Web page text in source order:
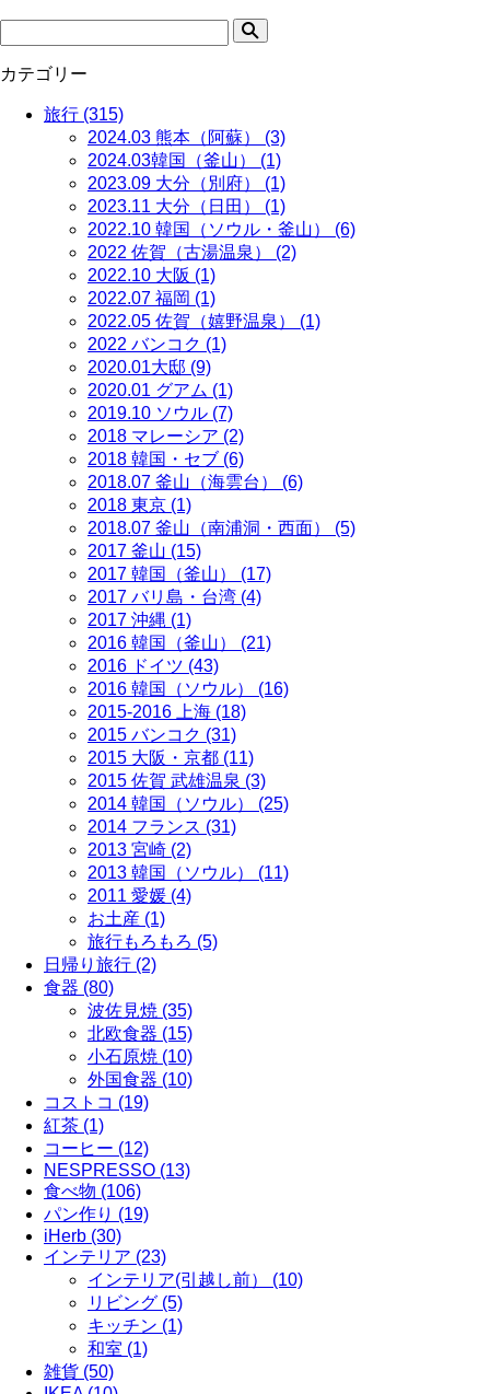
カテゴリー
旅行 (315)
2024.03 熊本（阿蘇） (3)
2024.03韓国（釜山） (1)
2023.09 大分（別府） (1)
2023.11 大分（日田） (1)
2022.10 韓国（ソウル・釜山） (6)
2022 佐賀（古湯温泉） (2)
2022.10 大阪 (1)
2022.07 福岡 (1)
2022.05 佐賀（嬉野温泉） (1)
2022 バンコク (1)
2020.01大邸 (9)
2020.01 グアム (1)
2019.10 ソウル (7)
2018 マレーシア (2)
2018 韓国・セブ (6)
2018.07 釜山（海雲台） (6)
2018 東京 (1)
2018.07 釜山（南浦洞・西面） (5)
2017 釜山 (15)
2017 韓国（釜山） (17)
2017 バリ島・台湾 (4)
2017 沖縄 (1)
2016 韓国（釜山） (21)
2016 ドイツ (43)
2016 韓国（ソウル） (16)
2015-2016 上海 (18)
2015 バンコク (31)
2015 大阪・京都 (11)
2015 佐賀 武雄温泉 (3)
2014 韓国（ソウル） (25)
2014 フランス (31)
2013 宮崎 (2)
2013 韓国（ソウル） (11)
2011 愛媛 (4)
お土産 (1)
旅行もろもろ (5)
日帰り旅行 (2)
食器 (80)
波佐見焼 (35)
北欧食器 (15)
小石原焼 (10)
外国食器 (10)
コストコ (19)
紅茶 (1)
コーヒー (12)
NESPRESSO (13)
食べ物 (106)
パン作り (19)
iHerb (30)
インテリア (23)
インテリア(引越し前） (10)
リビング (5)
キッチン (1)
和室 (1)
雑貨 (50)